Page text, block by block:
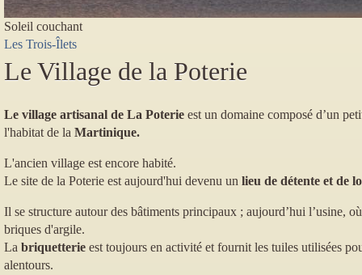
Soleil couchant
Suivant
Les Trois-Îlets
Le Village de la Poterie
Le village artisanal de La Poterieest un domaine composé d’un
l'habitat de laMartinique.
L'ancien village est encore habité.
Le site de la Poterie est aujourd'hui devenu un lieu de détente et de
Il se structure autour des bâtiments principaux ; aujourd’hui l’usine,
briques d'argile.
La briquetterieest toujours en activité et fournit les tuiles utilisées
alentours.